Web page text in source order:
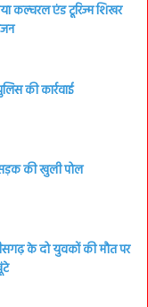
कल्चरल एंड टूरिज्म शिखर
की कार्रवाई
की खुली पोल
के दो युवकों की मौत पर